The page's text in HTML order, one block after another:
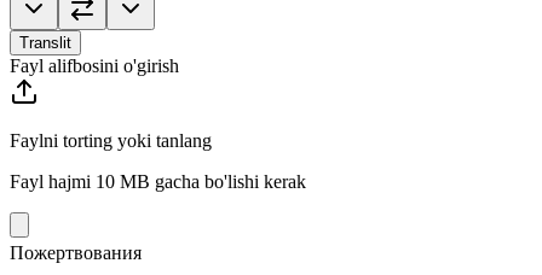
Translit
Fayl alifbosini o'girish
Faylni torting yoki tanlang
Fayl hajmi 10 MB gacha bo'lishi kerak
Пожертвования